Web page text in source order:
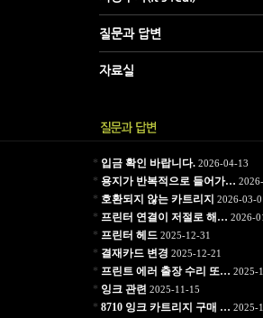
* 입금 확인 바랍니다.2026-04-13
* 용지가 반복적으로 들어가…
* 호환되지 않는 카트리지 2026-03-
* 프린터 연결이 저절로 해… 2026-
* 프린터 헤드 2025-12-31
* 결재카드 변경 2025-12-21
* 프린트 에러 출장 수리 또… 2025-
* 잉크 관련 2025-11-15
* 8710 잉크 카트리지 구매 … 2025-